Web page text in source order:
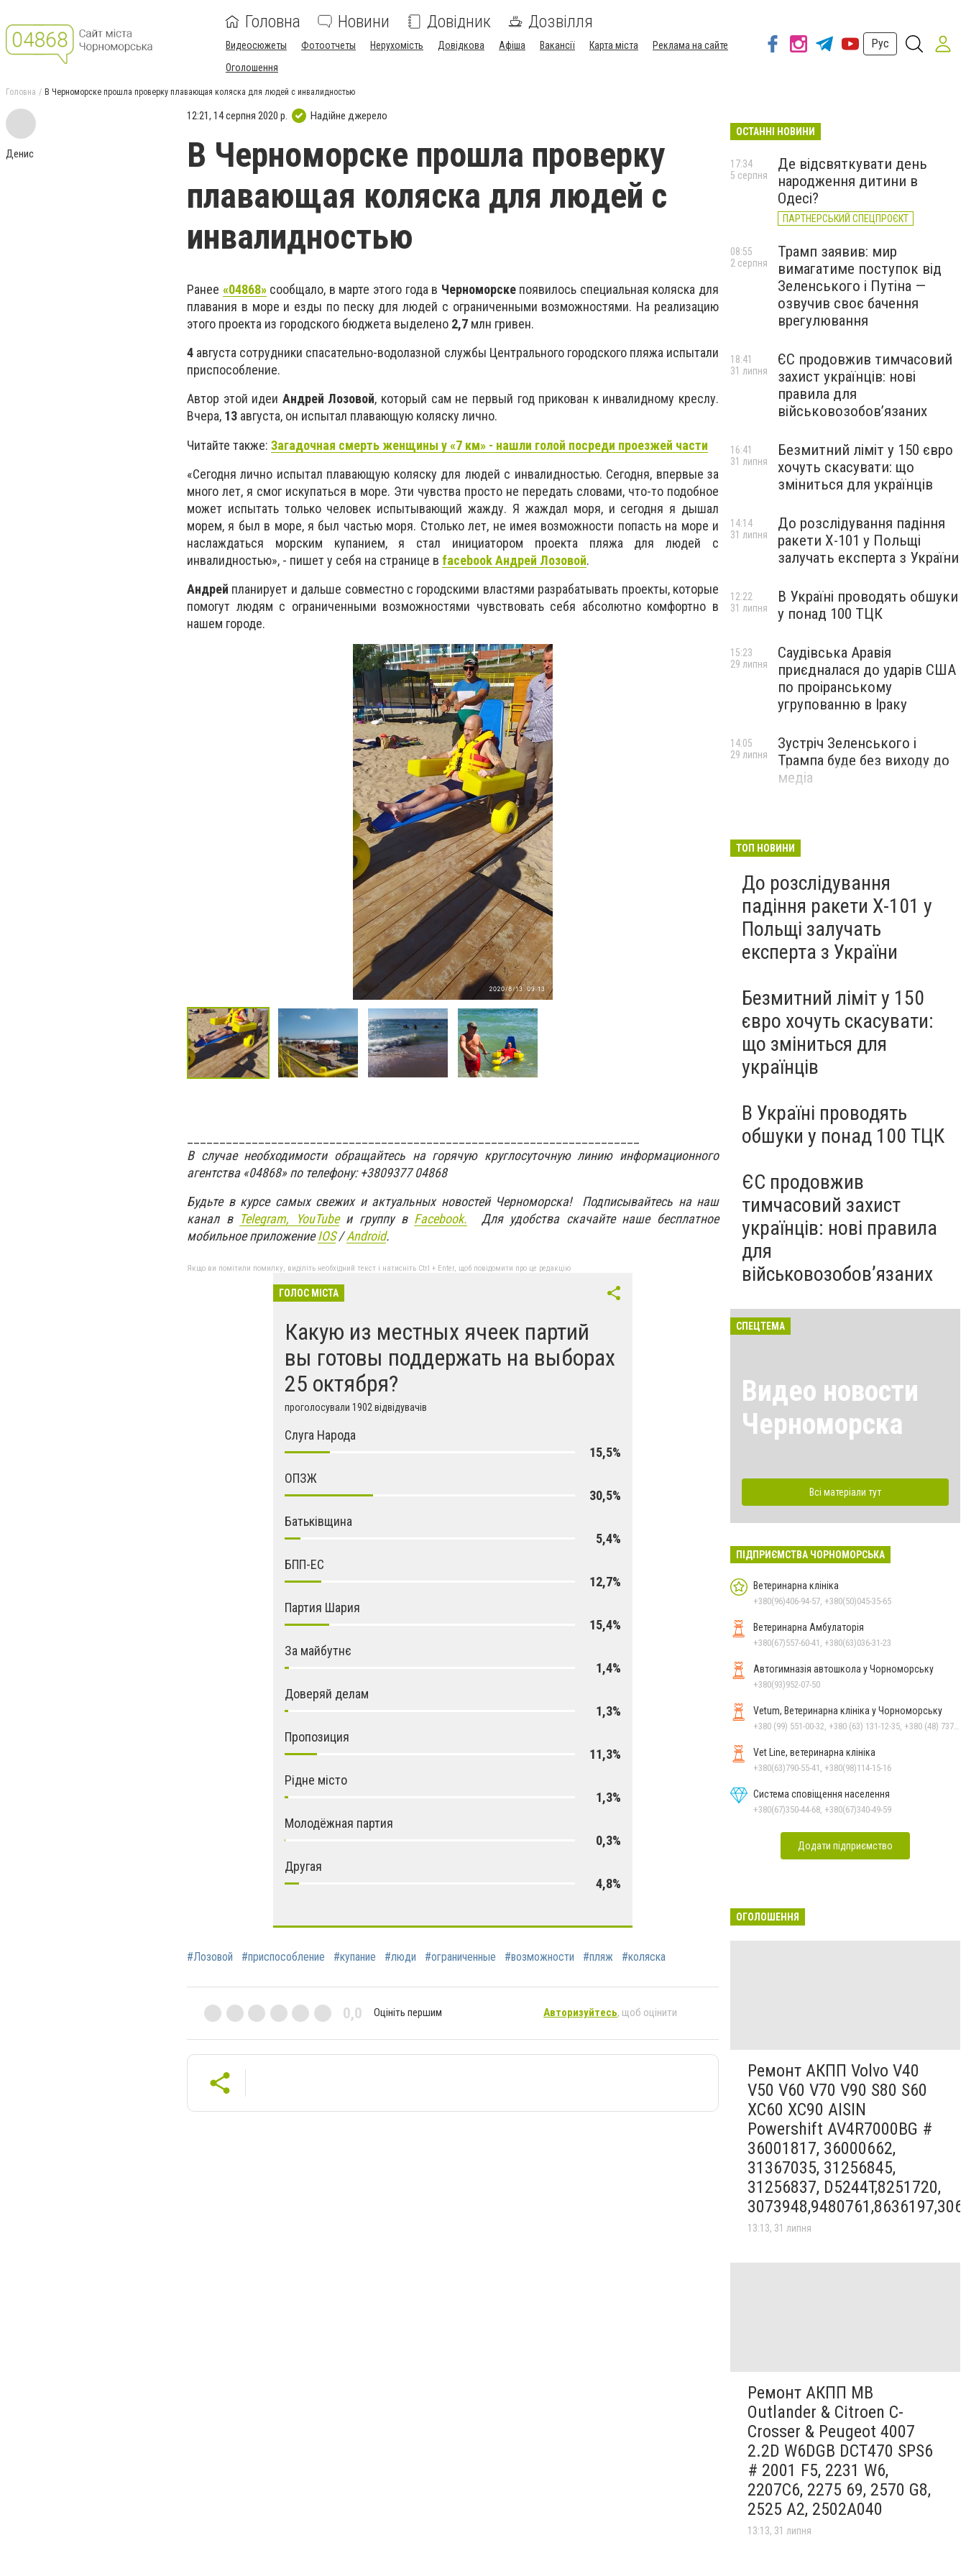
Головна Новини Довідник Дозвілля
Видеосюжеты Фотоотчеты Нерухомість Довідкова Афіша Вакансії Карта міста
Реклама на сайте
Оголошення
Рус
Головна В Черноморске прошла проверку плавающая коляска для людей с инвалидностью
Денис
12:21, 14 серпня 2020 р. Надійне джерело
В Черноморске прошла проверку
плавающая коляска для людей с
инвалидностью
Ранее «04868»сообщало, в марте этого года в Черноморскепоявилось специальная коляска для
плавания в море и езды по песку для людей с ограниченными возможностями. На реализацию
этого проекта из городского бюджета выделено 2,7 млн гривен.
4 августа сотрудники спасательно-водолазной службы Центрального городского пляжа испытали
приспособление.
Автор этой идеи Андрей Лозовой, который сам не первый год прикован к инвалидному креслу.
Вчера, 13 августа, он испытал плавающую коляску лично.
Читайте также: Загадочная смерть женщины у «7 км» - нашли голой посреди проезжей части
«Сегодня лично испытал плавающую коляску для людей с инвалидностью. Сегодня, впервые за
много лет, я смог искупаться в море. Эти чувства просто не передать словами, что-то подобное
может испытать только человек испытывающий жажду. Я жаждал моря, и сегодня я дышал
морем, я был в море, я был частью моря. Столько лет, не имея возможности попасть на море и
наслаждаться морским купанием, я стал инициатором проекта пляжа для людей с
инвалидностью», - пишет у себя на странице в facebook Андрей Лозовой.
Андрей планирует и дальше совместно с городскими властями разрабатывать проекты, которые
помогут людям с ограниченными возможностями чувствовать себя абсолютно комфортно в
нашем городе.
В случае необходимости обращайтесь на горячую круглосуточную линию информационного
агентства «04868» по телефону: +3809377 04868
Будьте в курсе самых свежих и актуальных новостей Черноморска! Подписывайтесь на наш
канал в Telegram, YouTubeи группу в Facebook. Для удобства скачайте наше бесплатное
мобильное приложениеIOS/Android.
Якщо ви помітили помилку, виділіть необхідний текст і натисніть Ctrl + Enter, щоб повідомити про це редакцію
ГОЛОС МІСТА
Какую из местных ячеек партий
вы готовы поддержать на выборах
25 октября?
проголосували 1902 відвідувачів
Слуга Народа
15,5%
ОПЗЖ
30,5%
Батьківщина
5,4%
БПП-ЕС
12,7%
Партия Шария
15,4%
За майбутнє
1,4%
Доверяй делам
1,3%
Пропозиция
11,3%
Рідне місто
1,3%
Молодёжная партия
0,3%
Другая
4,8%
#Лозовой #приспособление #купание #люди #ограниченные #возможности #пляж #коляска
0,0 Оцініть першим Авторизуйтесь, щоб оцінити
ОСТАННІ НОВИНИ
Де відсвяткувати день
народження дитини в
Одесі?
ПАРТНЕРСЬКИЙ СПЕЦПРОЄКТ
17:34
5 серпня
Трамп заявив: мир
вимагатиме поступок від
Зеленського і Путіна —
озвучив своє бачення
врегулювання
08:55
2 серпня
ЄС продовжив тимчасовий
захист українців: нові
правила для
військовозобов’язаних
18:41
31 липня
Безмитний ліміт у 150 євро
хочуть скасувати: що
зміниться для українців
16:41
31 липня
До розслідування падіння
ракети Х-101 у Польщі
залучать експерта з України
14:14
31 липня
В Україні проводять обшуки
у понад 100 ТЦК
12:22
31 липня
Саудівська Аравія
приєдналася до ударів США
по проіранському
угрупованню в Іраку
15:23
29 липня
Зустріч Зеленського і
Трампа буде без виходу до
медіа
14:05
29 липня
ТОП НОВИНИ
До розслідування
падіння ракети Х-101 у
Польщі залучать
експерта з України
Безмитний ліміт у 150
євро хочуть скасувати:
що зміниться для
українців
В Україні проводять
обшуки у понад 100 ТЦК
ЄС продовжив
тимчасовий захист
українців: нові правила
для
військовозобов’язаних
СПЕЦТЕМА
Видео новости
Черноморска
Всі матеріали тут
ПІДПРИЄМСТВА ЧОРНОМОРСЬКА
Ветеринарна клініка
+380(96)406-94-57, +380(50)045-35-65
Ветеринарна Амбулаторія
+380(67)557-60-41, +380(63)036-31-23
Автогимназія автошкола у Чорноморську
+380(93)952-07-50
Vetum, Ветеринарна клініка у Чорноморську
Vet Line, ветеринарна клініка
+380(63)790-55-41, +380(98)114-15-16
Система сповіщення населення
+380(67)350-44-68, +380(67)340-49-59
Додати підприємство
ОГОЛОШЕННЯ
Ремонт АКПП Volvo V40
V50 V60 V70 V90 S80 S60
XC60 XC90 AISIN
Powershift AV4R7000BG #
36001817, 36000662,
31367035, 31256845,
31256837, D5244T,8251720,
13:13, 31 липня
Ремонт АКПП MB
Outlander & Citroen C-
Crosser & Peugeot 4007
2.2D W6DGB DCT470 SPS6
# 2001 F5, 2231 W6,
2207C6, 2275 69, 2570 G8,
2525 A2, 2502A040
13:13, 31 липня